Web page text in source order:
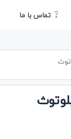
تماس با ما